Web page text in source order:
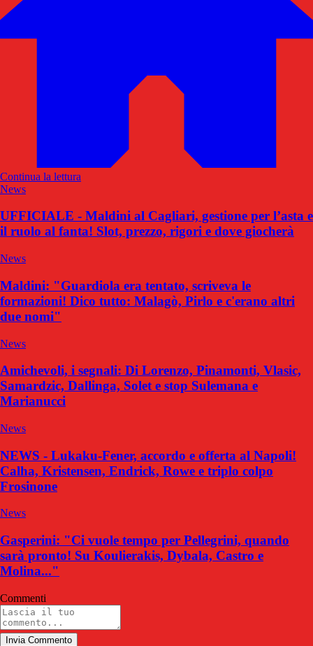
Continua la lettura
News
UFFICIALE - Maldini al Cagliari, gestione per l’asta e
il ruolo al fanta! Slot, prezzo, rigori e dove giocherà
News
Maldini: "Guardiola era tentato, scriveva le
formazioni! Dico tutto: Malagò, Pirlo e c'erano altri
due nomi"
News
Amichevoli, i segnali: Di Lorenzo, Pinamonti, Vlasic,
Samardzic, Dallinga, Solet e stop Sulemana e
Marianucci
News
NEWS - Lukaku-Fener, accordo e offerta al Napoli!
Calha, Kristensen, Endrick, Rowe e triplo colpo
Frosinone
News
Gasperini: "Ci vuole tempo per Pellegrini, quando
sarà pronto! Su Koulierakis, Dybala, Castro e
Molina..."
Commenti
Invia Commento